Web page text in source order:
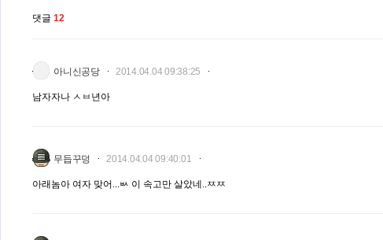
댓글 12
아니신공당 2014.04.04 09:38:25
남자자나 ㅅㅂ년아
무듭꾸덩 2014.04.04 09:40:01
아래놈아 여자 맞어...ㅄ 이 속고만 살았네..ㅉㅉ